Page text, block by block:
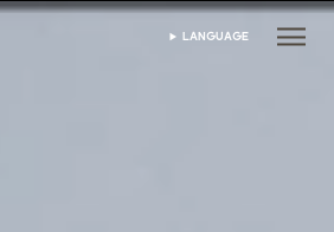
เลือกภาษา
LANGUAGE